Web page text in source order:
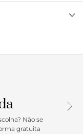
Possui alça
tampo frontal com
Não se
gratuita